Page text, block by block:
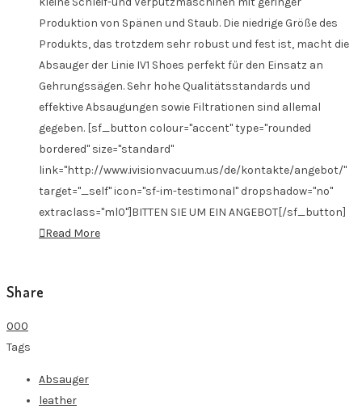
Produktion von Spänen und Staub. Die niedrige Größe des
Produkts, das trotzdem sehr robust und fest ist, macht die
Absauger der Linie IV1 Shoes perfekt fűr den Einsatz an
Gehrungssägen. Sehr hohe Qualitätsstandards und
effektive Absaugungen sowie Filtrationen sind allemal
gegeben. [sf_button colour="accent" type="rounded
bordered" size="standard"
link="http://www.ivisionvacuum.us/de/kontakte/angebot/"
target="_self" icon="sf-im-testimonal" dropshadow="no"
extraclass="ml0"]BITTEN SIE UM EIN ANGEBOT[/sf_button]
Read More
Share
000
Tags
Absauger
leather